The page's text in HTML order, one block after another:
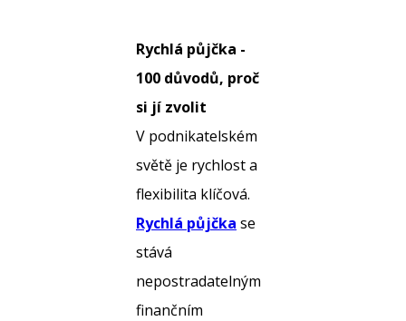
Rychlá půjčka -
100 důvodů, proč
si jí zvolit
V podnikatelském
světě je rychlost a
flexibilita klíčová.
Rychlá půjčka se
stává
nepostradatelným
finančním